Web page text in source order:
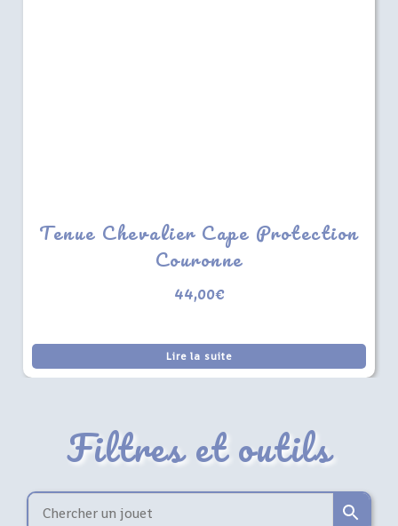
Tenue Chevalier Cape Protection
Couronne
44,00€
Lire la suite
Filtres et outils